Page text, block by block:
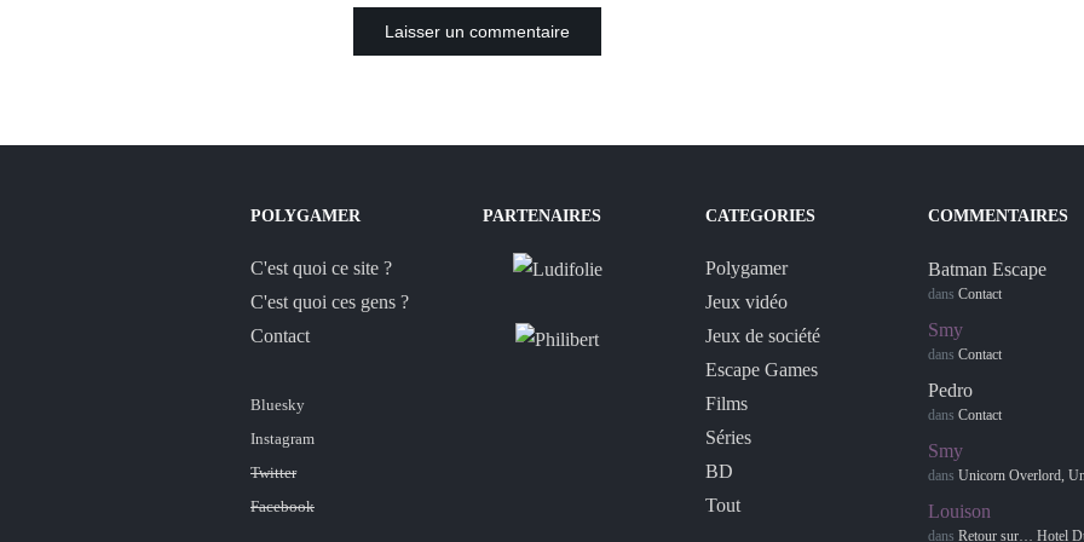
POLYGAMER
C'est quoi ce site ?
C'est quoi ces gens ?
Contact
Bluesky
Instagram
Twitter
Facebook
PARTENAIRES CATEGORIES
Polygamer
Jeux vidéo
Jeux de société
Escape Games
Films
Séries
BD
Tout
COMMENTAIRES
Batman Escape
dans Contact
Smy
dans Contact
Pedro
dans Contact
Smy
dans Unicorn Overlord,
Louison
dans Retour sur… Hotel